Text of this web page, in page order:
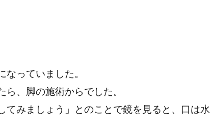
っていました。
、脚の施術からでした。
てみましょう」とのことで鏡を見ると、口は水